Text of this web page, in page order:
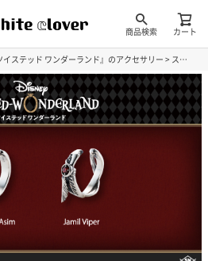
商品検索 カート
イステッド ワンダーランド』のアクセサリー スカラビア寮